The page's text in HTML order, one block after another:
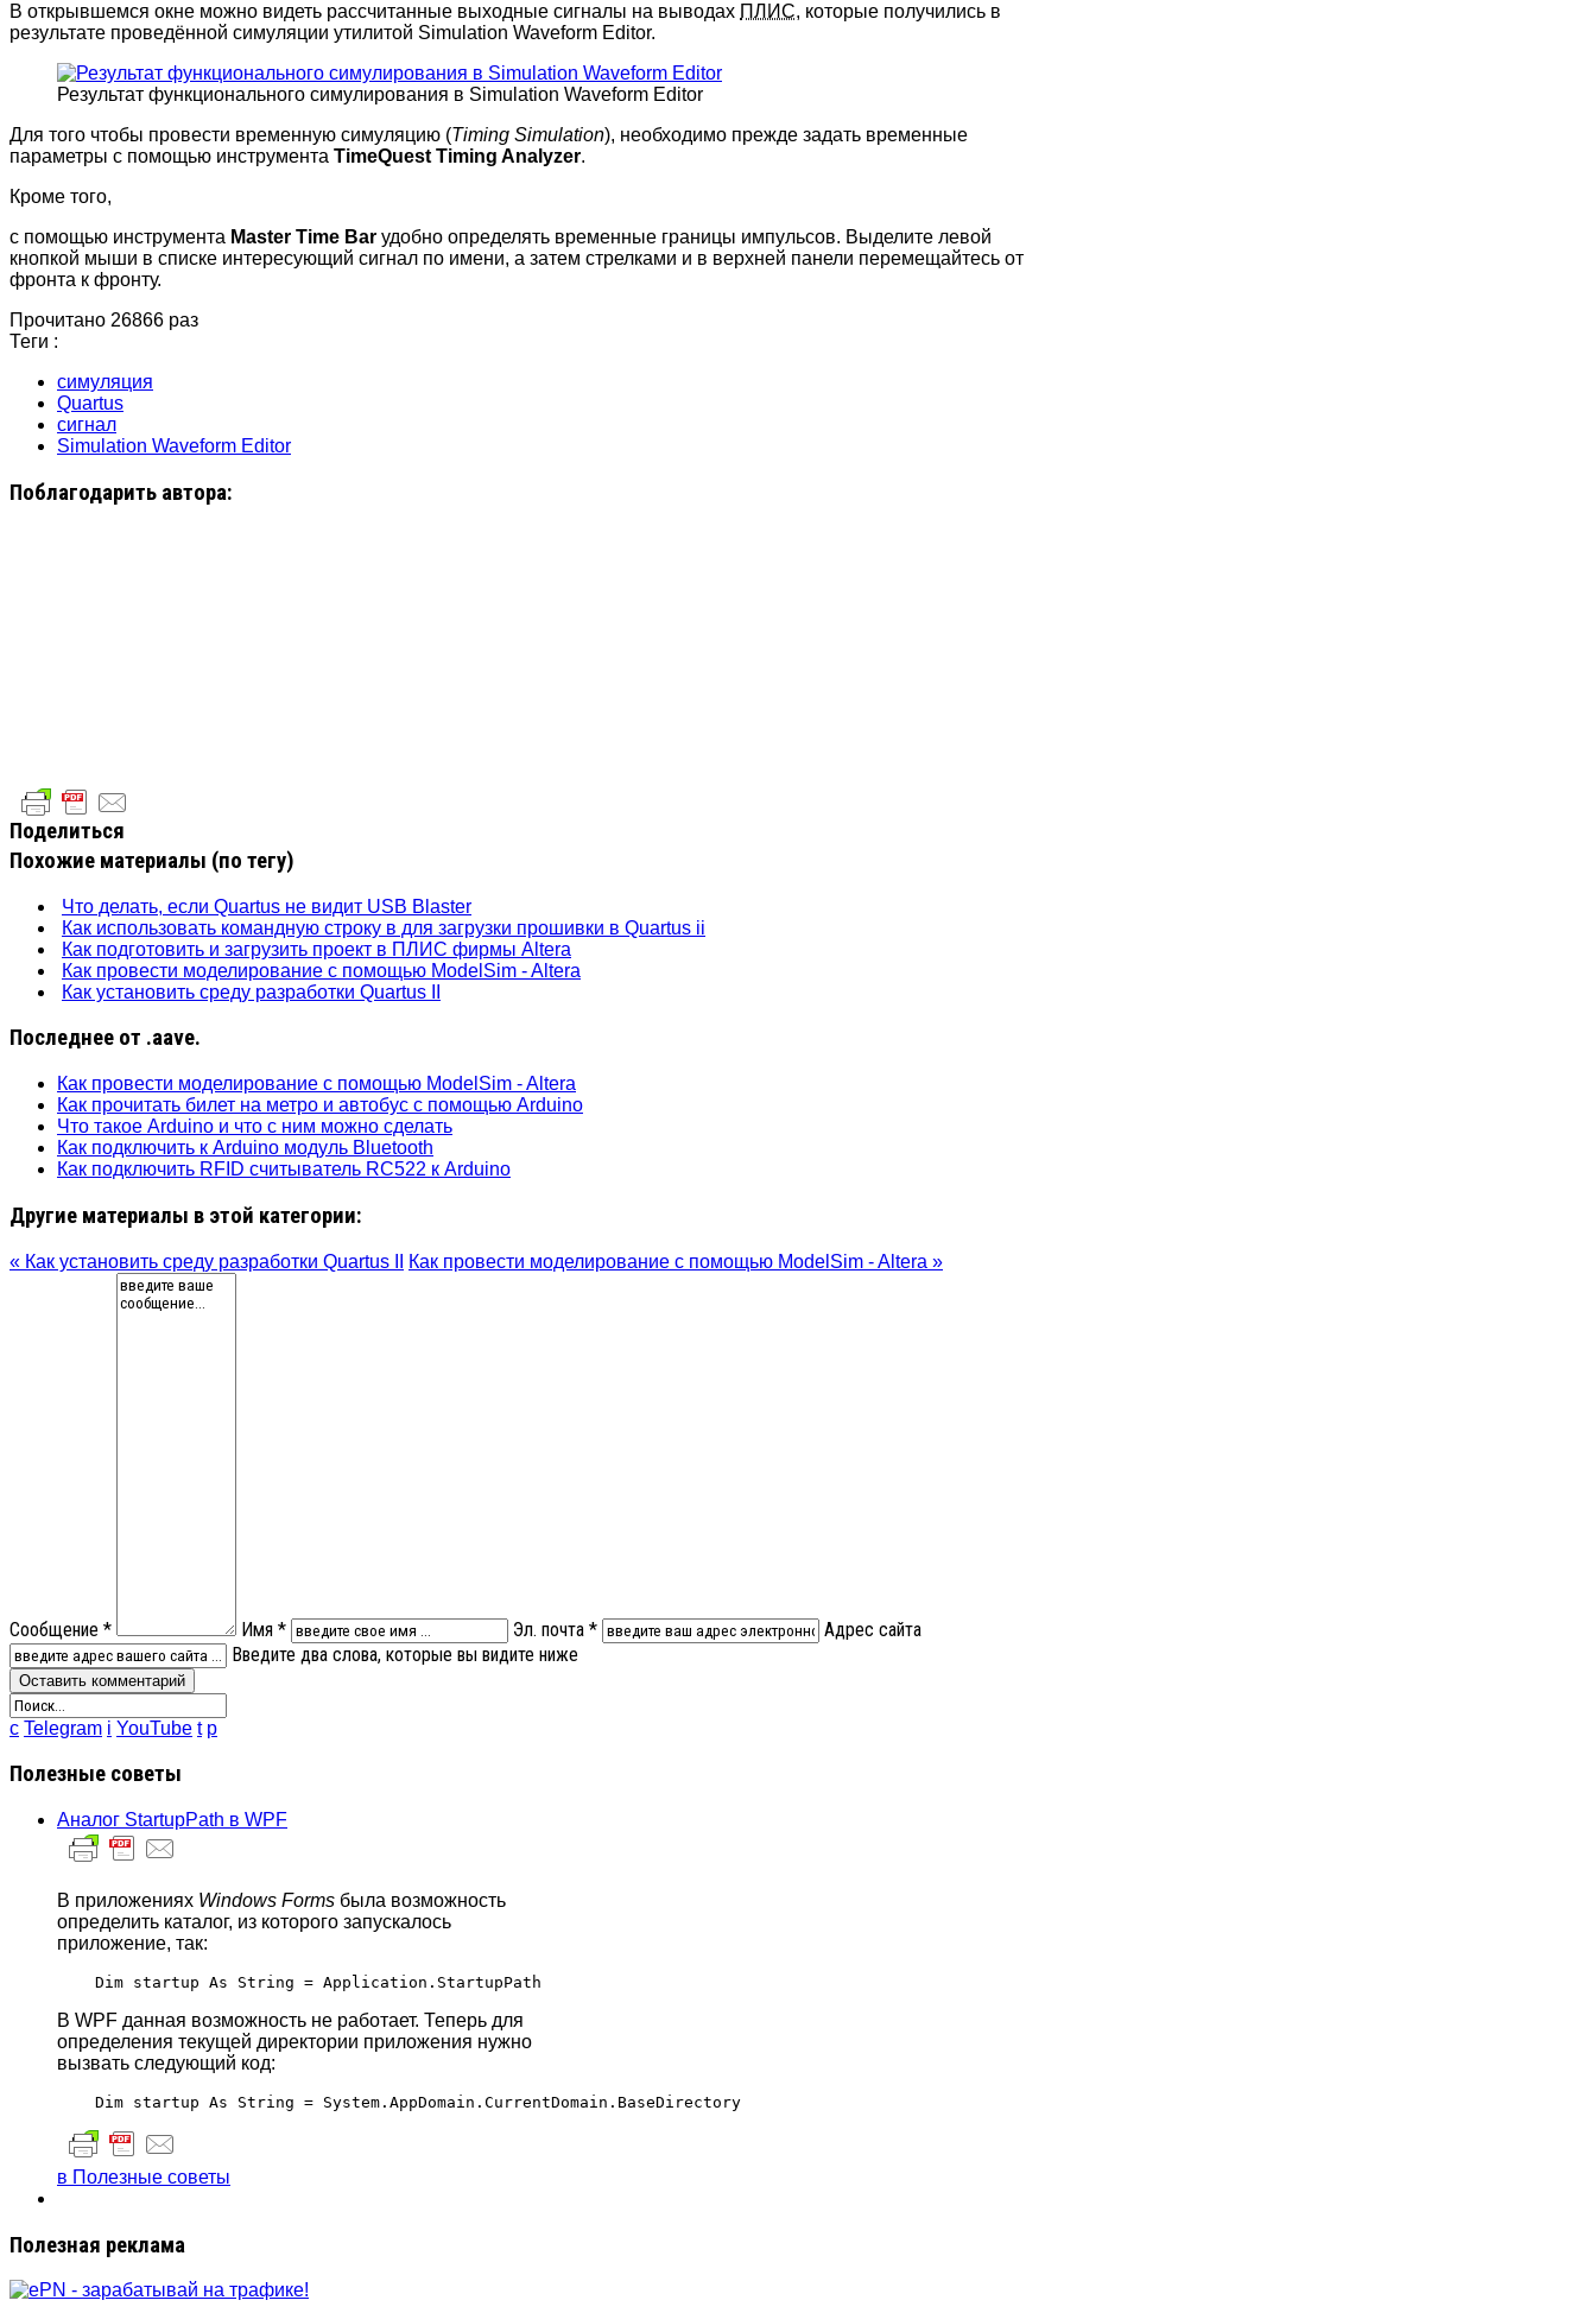
В открывшемся окне можно видеть рассчитанные выходные сигналы на выводах ПЛИС, которые получились в
результате проведённой симуляции утилитой Simulation Waveform Editor.
Результат функционального симулирования в Simulation Waveform Editor
Для того чтобы провести временную симуляцию (Timing Simulation), необходимо прежде задать временные
параметры с помощью инструмента TimeQuest Timing Analyzer.
Кроме того,
с помощью инструмента Master Time Bar удобно определять временные границы импульсов. Выделите левой
кнопкой мыши в списке интересующий сигнал по имени, а затем стрелками и в верхней панели перемещайтесь от
фронта к фронту.
Прочитано 26866 раз
Теги :
симуляция
Quartus
сигнал
Simulation Waveform Editor
Поблагодарить автора:
Поделиться
Похожие материалы (по тегу)
Что делать, если Quartus не видит USB Blaster
Как использовать командную строку в для загрузки прошивки в Quartus ii
Как подготовить и загрузить проект в ПЛИС фирмы Altera
Как провести моделирование с помощью ModelSim - Altera
Как установить среду разработки Quartus II
Последнее от .aave.
Как провести моделирование с помощью ModelSim - Altera
Как прочитать билет на метро и автобус с помощью Arduino
Что такое Arduino и что с ним можно сделать
Как подключить к Arduino модуль Bluetooth
Как подключить RFID считыватель RC522 к Arduino
Другие материалы в этой категории:
« Как установить среду разработки Quartus II Как провести моделирование с помощью ModelSim - Altera »
Сообщение * Имя * Эл. почта *
Адрес сайта
Введите два слова, которые вы видите ниже
c Telegram i YouTube t p
Полезные советы
Аналог StartupPath в WPF
В приложениях Windows Forms была возможность
определить каталог, из которого запускалось
приложение, так:
В WPF данная возможность не работает. Теперь для
определения текущей директории приложения нужно
вызвать следующий код:
в Полезные советы
Полезная реклама